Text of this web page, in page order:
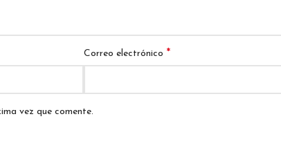
Correo electrónico *
vez que comente.